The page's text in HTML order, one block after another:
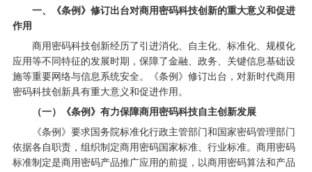
一、《条例》修订出台对商用密码科技创新的重大意义和促进
作用
商用密码科技创新经历了引进消化、自主化、标准化、规模化
应用等不同特征的发展时期，保障了金融、政务、关键信息基础设
施等重要网络与信息系统安全。《条例》修订出台，对新时代商用
密码科技创新具有重大意义和促进作用。
（一）《条例》有力保障商用密码科技自主创新发展
《条例》要求国务院标准化行政主管部门和国家密码管理部门
依据各自职责，组织制定商用密码国家标准、行业标准。商用密码
标准制定是商用密码产品推广应用的前提，以商用密码算法和产品